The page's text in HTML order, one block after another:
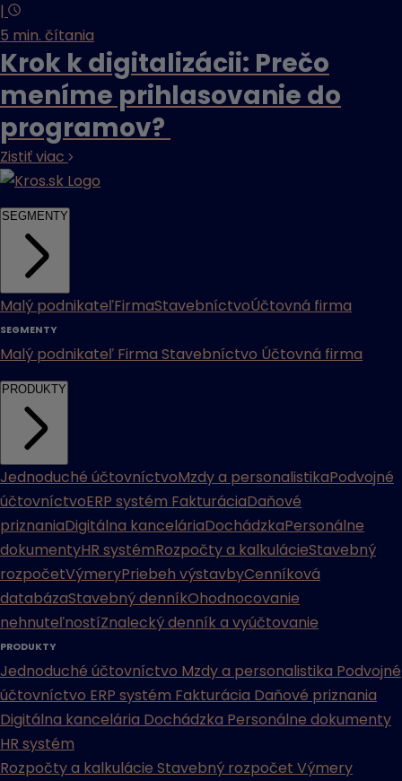
|
5 min. čítania
Krok k digitalizácii: Prečo
meníme prihlasovanie do
programov?
Zistiť viac
SEGMENTY
Malý podnikateľFirmaStavebníctvoÚčtovná firma
SEGMENTY
Malý podnikateľ Firma Stavebníctvo Účtovná firma
PRODUKTY
Jednoduché účtovníctvoMzdy a personalistikaPodvojné
účtovníctvoERP systém FakturáciaDaňové
priznaniaDigitálna kanceláriaDochádzkaPersonálne
dokumentyHR systémRozpočty a kalkulácieStavebný
rozpočetVýmeryPriebeh výstavbyCenníková
databázaStavebný denníkOhodnocovanie
nehnuteľnostíZnalecký denník a vyúčtovanie
PRODUKTY
Jednoduché účtovníctvo Mzdy a personalistika Podvojné
účtovníctvo ERP systém Fakturácia Daňové priznania
Digitálna kancelária Dochádzka Personálne dokumenty
HR systém
Rozpočty a kalkulácie Stavebný rozpočet Výmery